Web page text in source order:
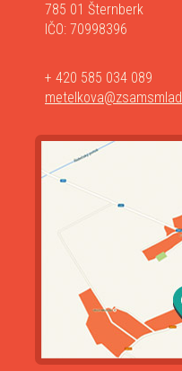
785 01 Šternberk
IČO: 70998396
+ 420 585 034 089